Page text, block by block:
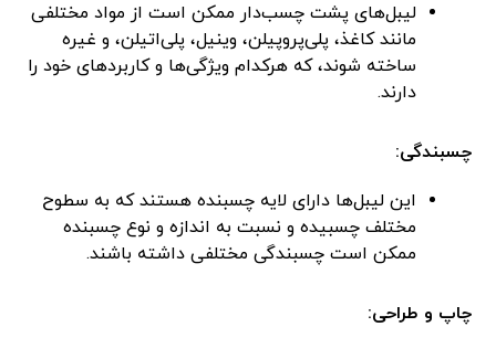
لیبل‌های پشت چسب‌دار ممکن است از مواد مختلفی
مانند کاغذ، پلی‌پروپیلن، وینیل، پلی‌اتیلن، و غیره
ساخته شوند، که هرکدام ویژگی‌ها و کاربردهای خود را
دارند.
چسبندگی:
این لیبل‌ها دارای لایه چسبنده هستند که به سطوح
مختلف چسبیده و نسبت به اندازه و نوع چسبنده
ممکن است چسبندگی مختلفی داشته باشند.
چاپ و طراحی: